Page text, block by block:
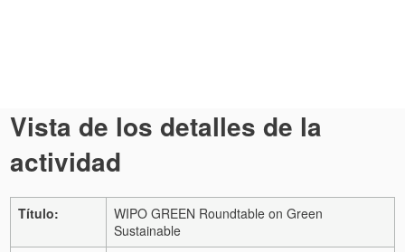
Vista de los detalles de la
actividad
Título:
WIPO GREEN Roundtable on Green
Sustainable